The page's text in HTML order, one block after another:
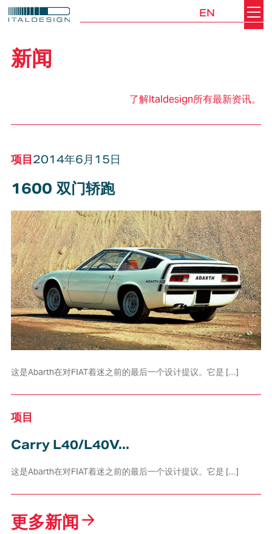
EN Search
新闻
了解Italdesign所有最新资讯。
项目2014年6月15日
1600 双门轿跑
这是Abarth在对FIAT着迷之前的最后一个设计提议。它是 […]
项目
Carry L40/L40V...
这是Abarth在对FIAT着迷之前的最后一个设计提议。它是 […]
更多新闻